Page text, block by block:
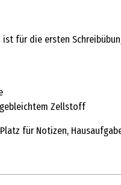
1 ist für die ersten
Zellstoff
für Notizen,